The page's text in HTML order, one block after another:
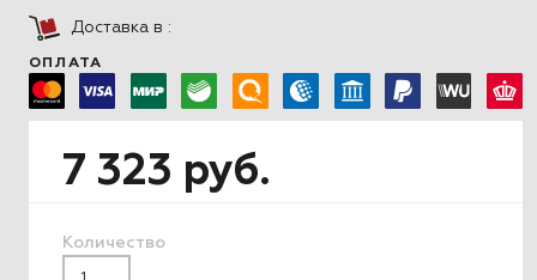
Доставка в :
ОПЛАТА
7 323 руб.
Количество